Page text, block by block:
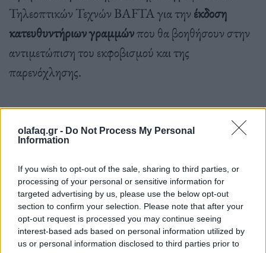
olafaq.gr - Do Not Process My Personal
Information
If you wish to opt-out of the sale, sharing to third parties, or
processing of your personal or sensitive information for
targeted advertising by us, please use the below opt-out
section to confirm your selection. Please note that after your
opt-out request is processed you may continue seeing
interest-based ads based on personal information utilized by
us or personal information disclosed to third parties prior to
Τηλεοπτικών Τεχνών BAFTA για την έκδοση
κατευθυντήριων γραμμώνπου θα βοηθήσουν στην
αντιμετώπιση του εκφοβισμού και της
παρενόχλησης.
αυτές τις αρχές προτού σχηματιστεί η διακλαδική
ομάδα με επικεφαλής την Creative U.K. για να
εξετάσειπεραιτέρω μεταρρυθμίσεις,
συμπεριλαμβανομένης της δημιουργίας της ISA,